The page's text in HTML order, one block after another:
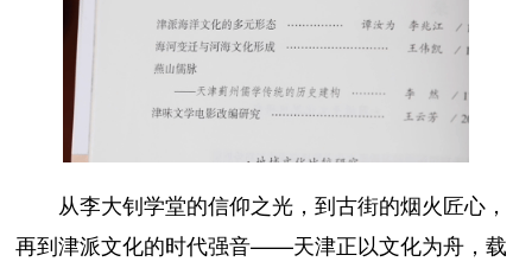
从李大钊学堂的信仰之光，到古街的烟火匠心，
再到津派文化的时代强音——天津正以文化为舟，载